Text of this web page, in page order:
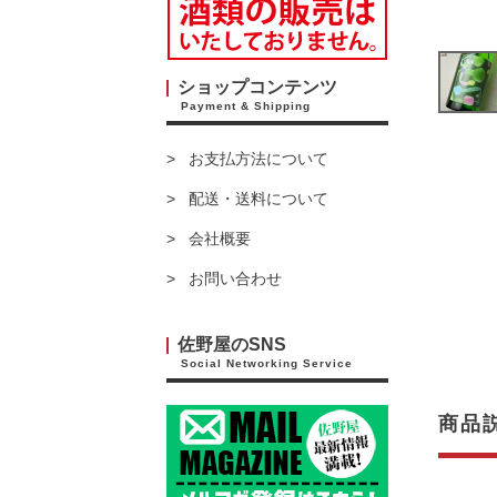
ショップコンテンツ
Payment & Shipping
お支払方法について
配送・送料について
会社概要
お問い合わせ
佐野屋のSNS
Social Networking Service
商品